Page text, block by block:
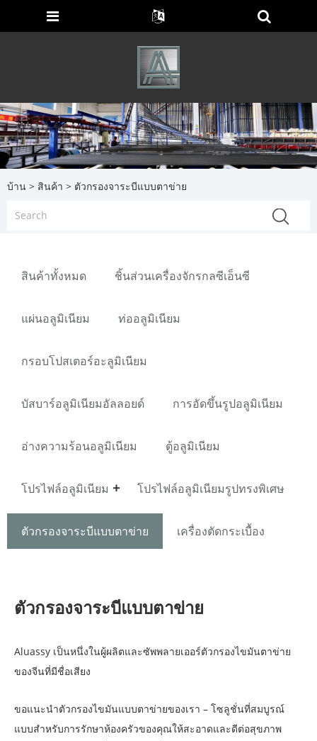
บ้าน > สินค้า > ตัวกรองจาระบีแบบตาข่าย
สินค้าทั้งหมด ชิ้นส่วนเครื่องจักรกลซีเอ็นซี
แผ่นอลูมิเนียม ท่ออลูมิเนียม
กรอบโปสเตอร์อะลูมิเนียม
บัสบาร์อลูมิเนียมอัลลอยด์ การอัดขึ้นรูปอลูมิเนียม
อ่างความร้อนอลูมิเนียม ตู้อลูมิเนียม
โปรไฟล์อลูมิเนียม โปรไฟล์อลูมิเนียมรูปทรงพิเศษ
ตัวกรองจาระบีแบบตาข่าย เครื่องตัดกระเบื้อง
ตัวกรองจาระบีแบบตาข่าย
Aluassy เป็นหนึ่งในผู้ผลิตและซัพพลายเออร์ตัวกรองไขมันตาข่าย
ของจีนที่มีชื่อเสียง
ขอแนะนำตัวกรองไขมันแบบตาข่ายของเรา – โซลูชั่นที่สมบูรณ์
แบบสำหรับการรักษาห้องครัวของคุณให้สะอาดและดีต่อสุขภาพ